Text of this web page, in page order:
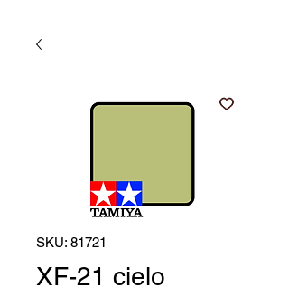
SKU: 81721
XF-21 cielo